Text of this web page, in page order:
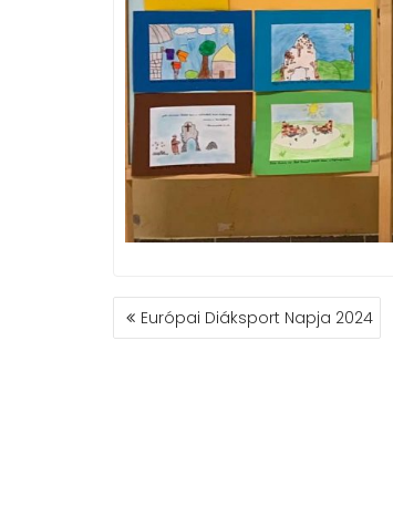
BEJEGYZÉS
NAVIGÁCIÓ
Európai Diáksport Napja 2024